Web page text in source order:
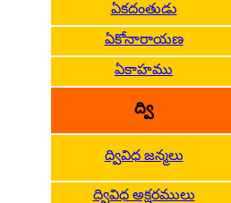
ఏకదంతుడు
ఏకోనారాయణ
ఏకాహము
ద్వి
ద్వివిధ జన్మలు
ద్వివిధ అక్షరములు